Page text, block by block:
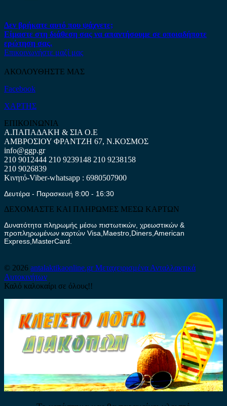
Δεν βρήκατε αυτό που ψάχνετε;
Είμαστε στη διάθεση σας να απαντήσουμε σε οποιαδήποτε
ερώτηση σας.
Επικοινωνήστε μαζί μας
ΑΚΟΛΟΥΘΗΣΤΕ ΜΑΣ
Facebook
ΧΑΡΤΗΣ
ΕΠΙΚΟΙΝΩΝΙΑ
Α.ΠΑΠΑΔΑΚΗ & ΣΙΑ Ο.Ε
ΑΜΒΡΟΣΙΟΥ ΦΡΑΝΤΖΗ 67, Ν.ΚΟΣΜΟΣ
info@ggp.gr
210 9012444 210 9239148 210 9238158
210 9026839
Κινητό-Viber-whatsapp : 6980507900
Δευτέρα - Παρασκευή 8:00 - 16:30
ΔΕΧΟΜΑΣΤΕ ΚΑΙ ΠΛΗΡΩΜΕΣ ΜΕΣΩ ΚΑΡΤΩΝ
Δυνατότητα πληρωμής μέσω πιστωτικών, χρεωστικών &
προπληρωμένων καρτών Visa,Maestro,Diners,American
Express,MasterCard.
© 2026 antalaktikaonline.grΜεταχειρισμένα Ανταλλακτικά
Αυτοκινήτων
Καλό καλοκαίρι σε όλους!!